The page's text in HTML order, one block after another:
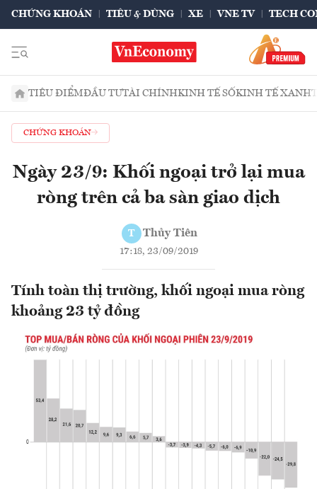
CHỨNG KHOÁN TIÊU & DÙNG XE VNE TV TECH
TIÊU ĐIỂMĐẦU TƯTÀI CHÍNHKINH TẾ SỐKINH TẾ XANH
CHỨNG KHOÁN
Ngày 23/9: Khối ngoại trở lại mua
ròng trên cả ba sàn giao dịch
T Thủy Tiên
17:18, 23/09/2019
Tính toàn thị trường, khối ngoại mua ròng
khoảng 23 tỷ đồng